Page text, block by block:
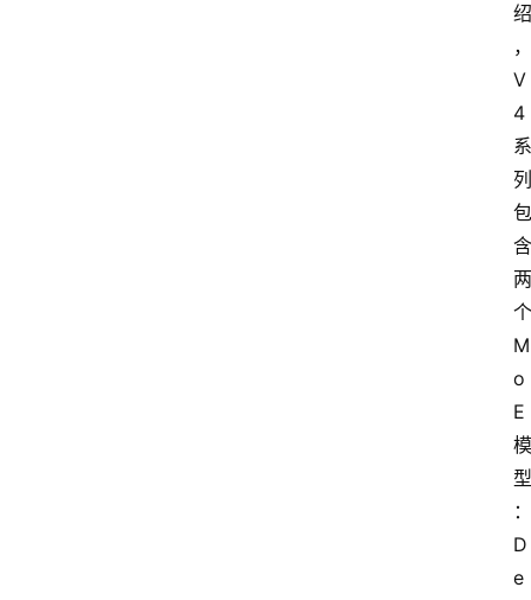
绍
，
V
4
系
列
包
含
两
个
M
o
E
模
型
：
D
e